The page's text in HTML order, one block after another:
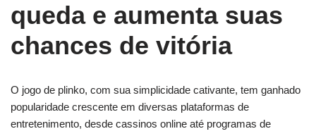
queda e aumenta suas
chances de vitória
O jogo de plinko, com sua simplicidade cativante, tem ganhado
popularidade crescente em diversas plataformas de
entretenimento, desde cassinos online até programas de